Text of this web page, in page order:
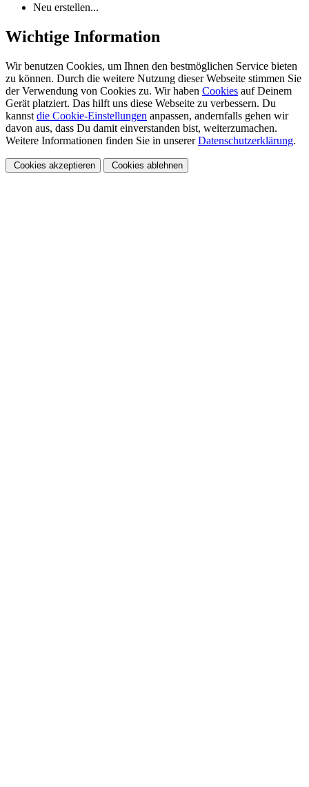
Neu erstellen...
Wichtige Information
Wir benutzen Cookies, um Ihnen den bestmöglichen Service bieten
zu können. Durch die weitere Nutzung dieser Webseite stimmen Sie
der Verwendung von Cookies zu. Wir haben Cookies auf Deinem
Gerät platziert. Das hilft uns diese Webseite zu verbessern. Du
kannst die Cookie-Einstellungen anpassen, andernfalls gehen wir
davon aus, dass Du damit einverstanden bist, weiterzumachen.
Weitere Informationen finden Sie in unsererDatenschutzerklärung.
Cookies akzeptieren Cookies ablehnen